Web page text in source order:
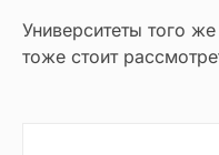
Университеты того
тоже стоит